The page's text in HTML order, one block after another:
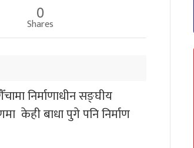
0
Shares
निर्माणाधीन सङ्घीय
केही बाधा पुगे पनि निर्माण